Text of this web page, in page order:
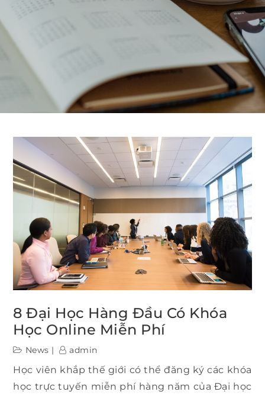
8 Đại Học Hàng Đầu Có Khóa
Học Online Miễn Phí
News admin
Học viên khắp thế giới có thể đăng ký các khóa
học trực tuyến miễn phí hàng năm của Đại học